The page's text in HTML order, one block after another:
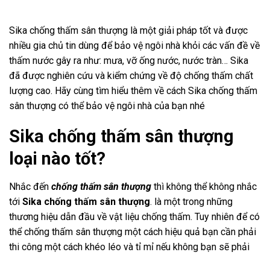
Sika chống thấm sân thượng là một giải pháp tốt và được
nhiều gia chủ tin dùng để bảo vệ ngôi nhà khỏi các vấn đề về
thấm nước gây ra như: mưa, vỡ ống nước, nước tràn… Sika
đã được nghiên cứu và kiểm chứng về độ chống thấm chất
lượng cao. Hãy cùng tìm hiểu thêm về cách Sika chống thấm
sân thượng có thể bảo vệ ngôi nhà của bạn nhé
Sika chống thấm sân thượng
loại nào tốt?
Nhắc đến chống thấm sân thượng thì không thể không nhắc
tới Sika chống thấm sân thượng. là một trong những
thương hiệu dẫn đầu về vật liệu chống thấm. Tuy nhiên để có
thể chống thấm sân thượng một cách hiệu quả bạn cần phải
thi công một cách khéo léo và tỉ mỉ nếu không bạn sẽ phải